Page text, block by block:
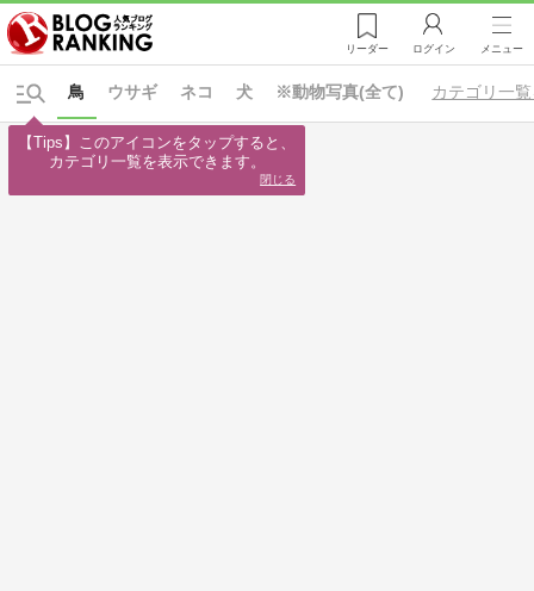
リーダー ログイン メニュー
※動物写真(全て)
ウサギ ネコ 犬
鳥 カテゴリ一
【Tips】このアイコンをタップすると、
カテゴリ一覧を表示できます。
閉じる